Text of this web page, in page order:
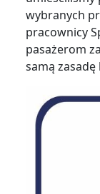
wybranych
pracownicy
pasażerom
samą